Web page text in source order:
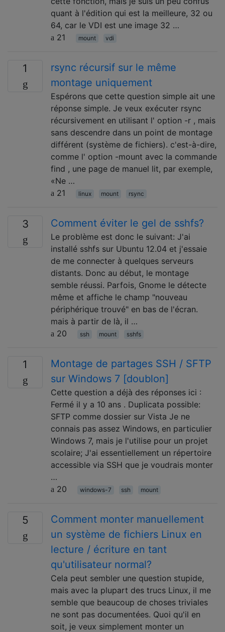
quant à l'édition qui est la meilleure, 32 ou
64, car le VDI est une image 32 …
21
mount vdi
1
rsync récursif sur le même
montage uniquement
Espérons que cette question simple ait une
réponse simple. Je veux exécuter rsync
récursivement en utilisant l' option -r , mais
sans descendre dans un point de montage
différent (système de fichiers). c'est-à-dire,
comme l' option -mount avec la commande
find , une page de manuel lit, par exemple,
«Ne …
21
linux mount rsync
3 Comment éviter le gel de sshfs?
Le problème est donc le suivant: J'ai
installé sshfs sur Ubuntu 12.04 et j'essaie
de me connecter à quelques serveurs
distants. Donc au début, le montage
semble réussi. Parfois, Gnome le détecte
même et affiche le champ "nouveau
périphérique trouvé" en bas de l'écran.
mais à partir de là, il …
20
ssh mount sshfs
1
Montage de partages SSH / SFTP
sur Windows 7 [doublon]
Cette question a déjà des réponses ici :
Fermé il y a 10 ans . Duplicata possible:
SFTP comme dossier sur Vista Je ne
connais pas assez Windows, en particulier
Windows 7, mais je l'utilise pour un projet
scolaire; J'ai essentiellement un répertoire
accessible via SSH que je voudrais monter
…
20
windows-7 ssh mount
5
Comment monter manuellement
un système de fichiers Linux en
lecture / écriture en tant
qu'utilisateur normal?
Cela peut sembler une question stupide,
mais avec la plupart des trucs Linux, il me
semble que beaucoup de choses triviales
ne sont pas documentées. Quoi qu'il en
soit, je veux simplement monter un